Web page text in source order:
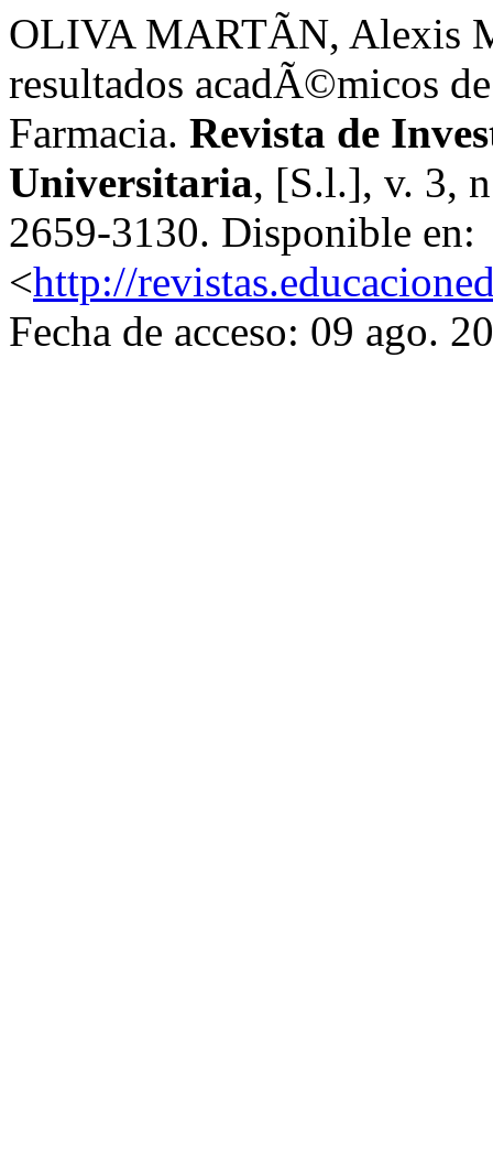
OLIVA MARTÃ­N, Alexis
resultados acadÃ©micos
Farmacia. Revista de
Universitaria, [S.l.], v. 3,
2659-3130. Disponible en:
<http://
Fecha de acceso: 09 ago.